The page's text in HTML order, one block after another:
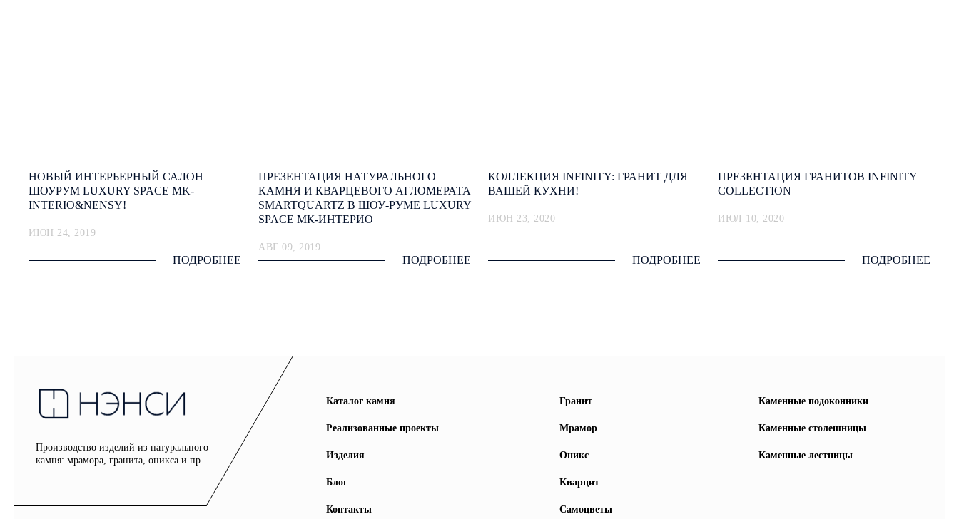
НОВЫЙ ИНТЕРЬЕРНЫЙ САЛОН –
ШОУРУМ LUXURY SPACE MK-
INTERIO&NENSY!
ИЮН 24, 2019
ПОДРОБНЕЕ
ПРЕЗЕНТАЦИЯ НАТУРАЛЬНОГО
КАМНЯ И КВАРЦЕВОГО АГЛОМЕРАТА
SMARTQUARTZ В ШОУ-РУМЕ LUXURY
SPACE МК-ИНТЕРИО
АВГ 09, 2019
ПОДРОБНЕЕ
КОЛЛЕКЦИЯ INFINITY: ГРАНИТ ДЛЯ
ВАШЕЙ КУХНИ!
ИЮН 23, 2020
ПОДРОБНЕЕ
ПРЕЗЕНТАЦИЯ ГРАНИТОВ INFINITY
COLLECTION
ИЮЛ 10, 2020
ПОДРОБНЕЕ
Производство изделий из натурального
камня: мрамора, гранита, оникса и пр.
Каталог камня
Реализованные проекты
Изделия
Блог
Контакты
Гранит
Мрамор
Оникс
Кварцит
Самоцветы
Каменные подоконники
Каменные столешницы
Каменные лестницы